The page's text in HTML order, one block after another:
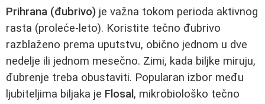
Prihrana (đubrivo) je važna tokom perioda aktivnog
rasta (proleće-leto). Koristite tečno đubrivo
razblaženo prema uputstvu, obično jednom u dve
nedelje ili jednom mesečno. Zimi, kada biljke miruju,
đubrenje treba obustaviti. Popularan izbor među
ljubiteljima biljaka je Flosal , mikrobiološko tečno